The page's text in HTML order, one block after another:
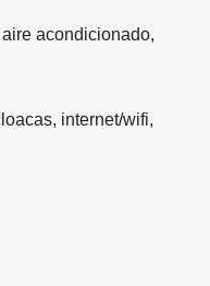
acondicionado,
internet/wifi,